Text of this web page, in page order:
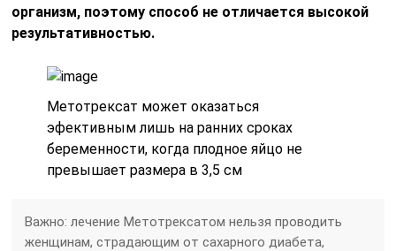
организм, поэтому способ не отличается высокой
результативностью.
Метотрексат может оказаться
эфективным лишь на ранних сроках
беременности, когда плодное яйцо не
превышает размера в 3,5 см
Важно: лечение Метотрексатом нельзя проводить
женщинам, страдающим от сахарного диабета,